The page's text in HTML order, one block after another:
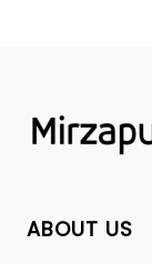
ABOUT US